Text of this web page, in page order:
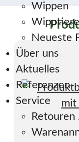
Wippen
Wipptiere
Neueste
Über uns
Aktuelles
Referenzen
Service